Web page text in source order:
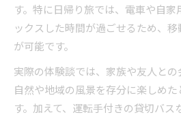
す。特に日帰り旅では、電車や自
ックスした時間が過ごせるため、
が可能です。
実際の体験談では、家族や友人と
自然や地域の風景を存分に楽しめ
す。加えて、運転手付きの貸切バ